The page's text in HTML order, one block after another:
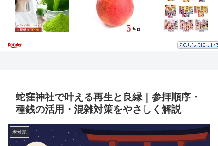
蛇窪神社で叶える再生と良縁｜参拝順序・
種銭の活用・混雑対策をやさしく解説
未分類